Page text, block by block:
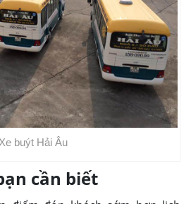
Xe buýt Hải Âu
cần biết